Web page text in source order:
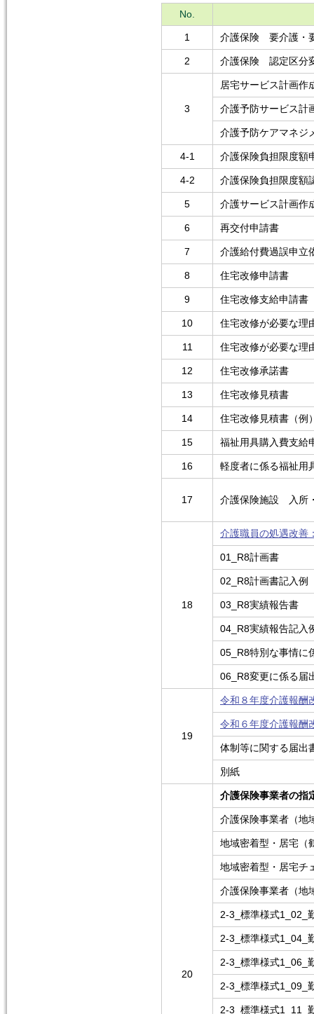
No.
1 介護保険 要介護・
2 介護保険 認定区分
3
居宅サービス計画作
介護予防サービス計
介護予防ケアマネジ
4-1 介護保険負担限度額
4-2 介護保険負担限度額
5 介護サービス計画作
6 再交付申請書
7 介護給付費過誤申立
8 住宅改修申請書
9 住宅改修支給申請書
10 住宅改修が必要な理
11 住宅改修が必要な理
12 住宅改修承諾書
13 住宅改修見積書
14 住宅改修見積書（例
15 福祉用具購入費支給
16 軽度者に係る福祉用
17 介護保険施設 入所
18
介護職員の処遇改善
01_R8計画書
02_R8計画書記入例
03_R8実績報告書
04_R8実績報告記入
05_R8特別な事情に
06_R8変更に係る届
19
令和８年度介護報酬
令和６年度介護報酬
体制等に関する届出
別紙
20
介護保険事業者の指
介護保険事業者（地
地域密着型・居宅（
地域密着型・居宅チ
介護保険事業者（
2-3_標準様式1_02_
2-3_標準様式1_04_
2-3_標準様式1_06_
2-3_標準様式1_09_
2-3_標準様式1_11_